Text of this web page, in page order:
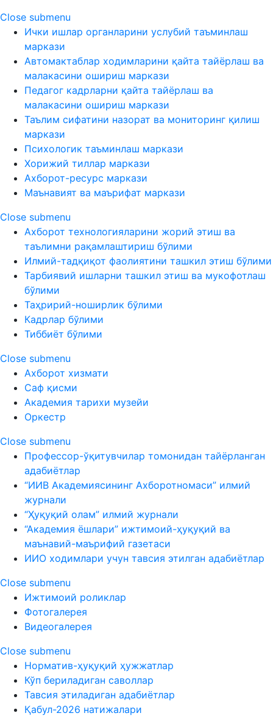
Close submenu
Ички ишлар органларини услубий таъминлаш
маркази
Автомактаблар ходимларини қайта тайёрлаш ва
малакасини ошириш маркази
Педагог кадрларни қайта тайёрлаш ва
малакасини ошириш маркази
Таълим сифатини назорат ва мониторинг қилиш
маркази
Психологик таъминлаш маркази
Хорижий тиллар маркази
Ахборот-ресурс маркази
Маънавият ва маърифат маркази
Close submenu
Ахборот технологияларини жорий этиш ва
таълимни рақамлаштириш бўлими
Илмий-тадқиқот фаолиятини ташкил этиш бўлими
Тарбиявий ишларни ташкил этиш ва мукофотлаш
бўлими
Таҳририй-ноширлик бўлими
Кадрлар бўлими
Тиббиёт бўлими
Close submenu
Ахборот хизмати
Саф қисми
Академия тарихи музейи
Оркестр
Close submenu
Профессор-ўқитувчилар томонидан тайёрланган
адабиётлар
“ИИВ Академиясининг Ахборотномаси” илмий
журнали
“Ҳуқуқий олам” илмий журнали
“Академия ёшлари” ижтимоий-ҳуқуқий ва
маънавий-маърифий газетаси
ИИО ходимлари учун тавсия этилган адабиётлар
Close submenu
Ижтимоий роликлар
Фотогалерея
Видеогалерея
Close submenu
Норматив-ҳуқуқий ҳужжатлар
Кўп бериладиган саволлар
Тавсия этиладиган адабиётлар
Қабул-2026 натижалари